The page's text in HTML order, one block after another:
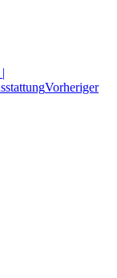
Vorheriger